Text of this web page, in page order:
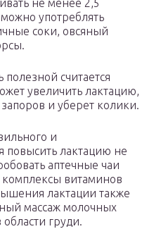
не менее 2,5
употреблять
соки, овсяный
считается
увеличить лактацию,
и уберет колики.
и
повысить лактацию не
аптечные чаи
витаминов
лактации также
массаж молочных
груди.